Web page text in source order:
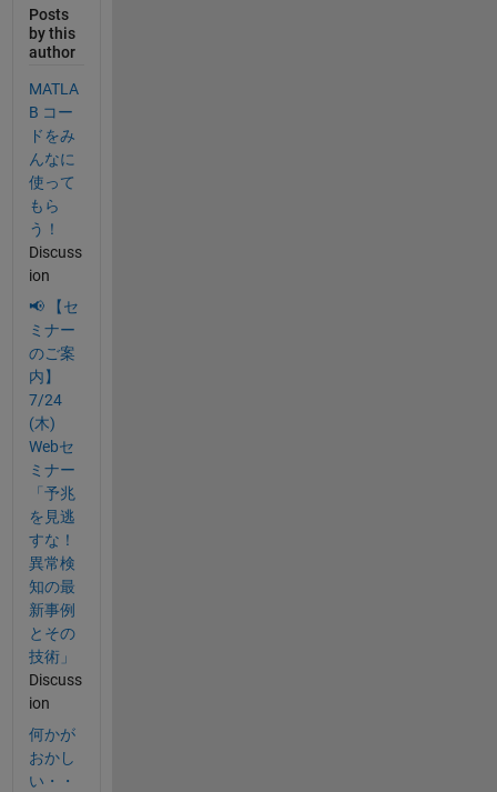
Posts
by this
author
MATLA
B コー
ドをみ
んなに
使って
もら
う！
Discuss
ion
📢 【セ
ミナー
のご案
内】
7/24
(木)
Webセ
ミナー
「予兆
を見逃
すな！
異常検
知の最
新事例
とその
技術」
Discuss
ion
何かが
おかし
い・・